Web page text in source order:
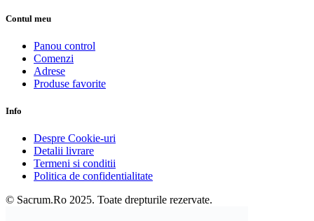
Contul meu
Panou control
Comenzi
Adrese
Produse favorite
Info
Despre Cookie-uri
Detalii livrare
Termeni si conditii
Politica de confidentialitate
© Sacrum.Ro 2025. Toate drepturile rezervate.